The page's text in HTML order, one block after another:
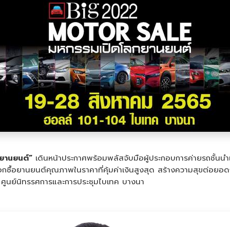
านยนต์” เดินหน้าประกาศพร้อมพลัสจับมือผู้ประกอบการค่ายรถชั้น
ยานยนต์คุณภาพในราคาที่คุ้มค่าเงินสูงสุด สร้างความสุขต่อยอ
นิทรรศการและการประชุมไบเทค บางนา